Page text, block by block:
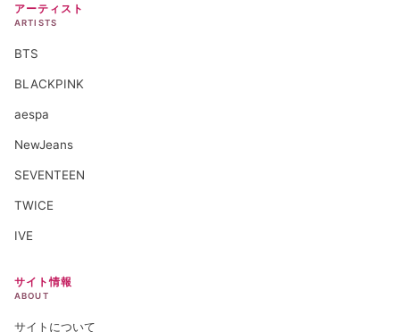
アーティスト
ARTISTS
BTS
BLACKPINK
aespa
NewJeans
SEVENTEEN
TWICE
IVE
サイト情報
ABOUT
サイトについて